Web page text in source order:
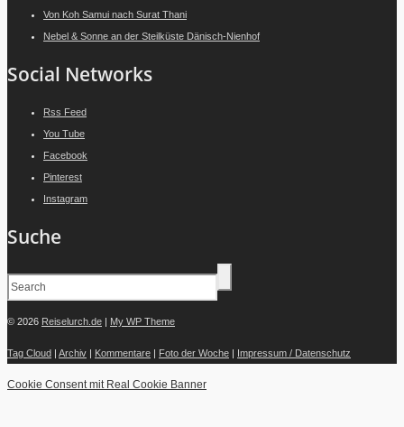
Von Koh Samui nach Surat Thani
Nebel & Sonne an der Steilküste Dänisch-Nienhof
Social Networks
Rss Feed
You Tube
Facebook
Pinterest
Instagram
Suche
© 2026 Reiselurch.de | My WP Theme
Tag Cloud | Archiv | Kommentare | Foto der Woche | Impressum / Datenschutz
Cookie Consent mit Real Cookie Banner